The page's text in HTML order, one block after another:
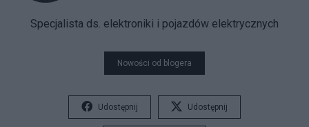
Specjalista ds. elektroniki i pojazdów elektrycznych
Nowości od blogera
Udostępnij Udostępnij